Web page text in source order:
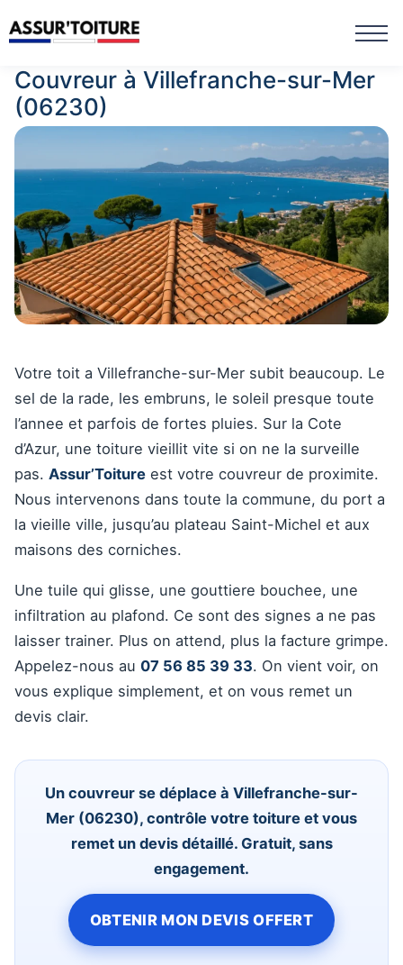
Couvreur à Villefranche-sur-Mer
(06230)
Votre toit a Villefranche-sur-Mer subit beaucoup. Le
sel de la rade, les embruns, le soleil presque toute
l’annee et parfois de fortes pluies. Sur la Cote
d’Azur, une toiture vieillit vite si on ne la surveille
pas. Assur’Toiture est votre couvreur de proximite.
Nous intervenons dans toute la commune, du port a
la vieille ville, jusqu’au plateau Saint-Michel et aux
maisons des corniches.
Une tuile qui glisse, une gouttiere bouchee, une
infiltration au plafond. Ce sont des signes a ne pas
laisser trainer. Plus on attend, plus la facture grimpe.
Appelez-nous au 07 56 85 39 33. On vient voir, on
vous explique simplement, et on vous remet un
devis clair.
Un couvreur se déplace à Villefranche-sur-
Mer (06230), contrôle votre toiture et vous
remet un devis détaillé. Gratuit, sans
engagement.
OBTENIR MON DEVIS OFFERT